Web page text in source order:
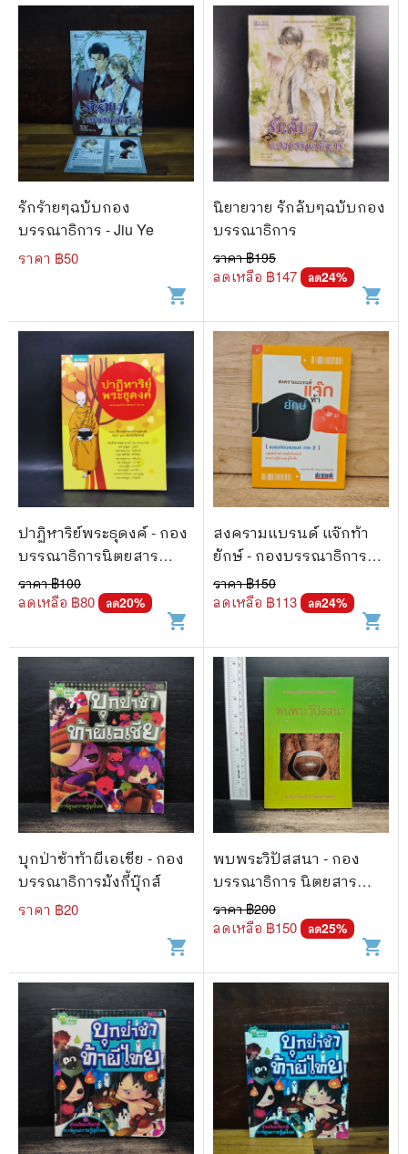
รักร้ายๆฉบับกอง
บรรณาธิการ - Jiu Ye
ราคา ฿50
shopping_cart
นิยายวาย รักลับๆฉบับกอง
บรรณาธิการ
ราคา ฿195
ลดเหลือ ฿147 ลด24%
shopping_cart
ปาฏิหาริย์พระธุดงค์ - กอง
บรรณาธิการนิตยสาร
Secret
ราคา ฿100
ลดเหลือ ฿80 ลด20%
shopping_cart
สงครามแบรนด์ แจ๊กท้า
ยักษ์ - กองบรรณาธิการ
ประชาชาติธุรกิจ
ราคา ฿150
ลดเหลือ ฿113 ลด24%
shopping_cart
บุกป่าช้าท้าผีเอเชีย - กอง
บรรณาธิการมังกี้บุ๊กส์
ราคา ฿20
shopping_cart
พบพระวิปัสสนา - กอง
บรรณาธิการ นิตยสาร
สมาธิ
ราคา ฿200
ลดเหลือ ฿150 ลด25%
shopping_cart